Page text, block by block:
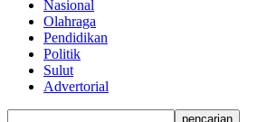
Nasional
Olahraga
Pendidikan
Politik
Sulut
Advertorial